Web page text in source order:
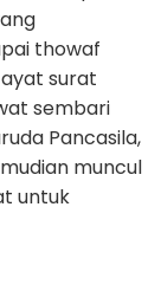
thowaf
surat
sembari
Pancasila,
muncul
untuk